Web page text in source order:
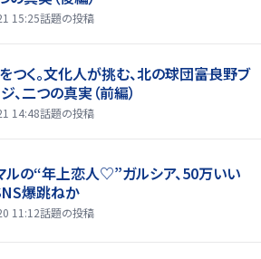
15:25話題の投稿
つく。文化人が挑む、北の球団――富良野ブ
、二つの真実（前編）
14:48話題の投稿
ルの“年上恋人♡”ガルシア、50万いい
爆跳ねか
11:12話題の投稿